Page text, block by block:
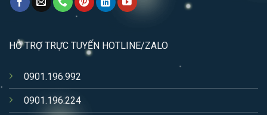
HỖ TRỢ TRỰC TUYẾN HOTLINE/ZALO
0901.196.992
0901.196.224